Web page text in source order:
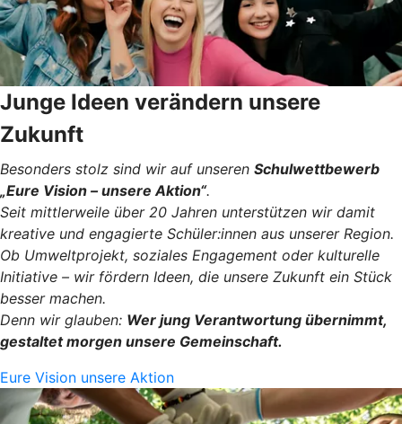
Junge Ideen verändern unsere
Zukunft
Besonders stolz sind wir auf unseren Schulwettbewerb
„Eure Vision – unsere Aktion“.
Seit mittlerweile über 20 Jahren unterstützen wir damit
kreative und engagierte Schüler:innen aus unserer Region.
Ob Umweltprojekt, soziales Engagement oder kulturelle
Initiative – wir fördern Ideen, die unsere Zukunft ein Stück
besser machen.
Denn wir glauben: Wer jung Verantwortung übernimmt,
gestaltet morgen unsere Gemeinschaft.
Eure Vision unsere Aktion